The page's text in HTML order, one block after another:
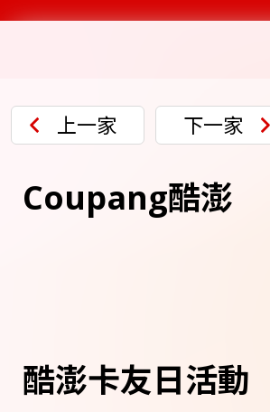
上一家 下一家
Coupang酷澎
酷澎卡友日活動